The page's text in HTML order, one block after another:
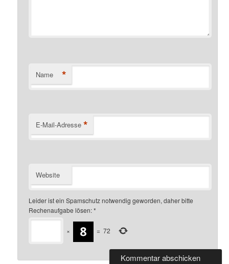
Name *
E-Mail-Adresse *
Website
Leider ist ein Spamschutz notwendig geworden, daher bitte
Rechenaufgabe lösen:*
× = 72